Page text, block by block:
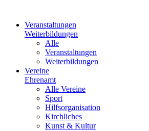
Veranstaltungen
Weiterbildungen
Alle
Veranstaltungen
Weiterbildungen
Vereine
Ehrenamt
Alle Vereine
Sport
Hilfsorganisation
Kirchliches
Kunst & Kultur